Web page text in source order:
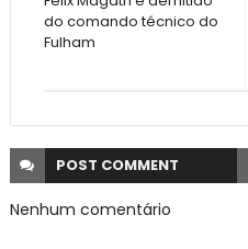
do comando técnico do
Fulham
POST COMMENT
Nenhum comentário